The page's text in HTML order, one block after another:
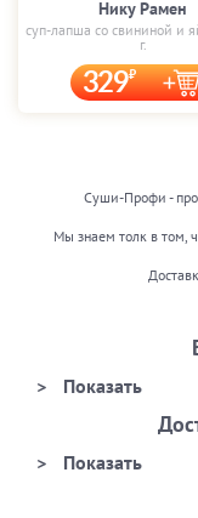
Нику Рамен
суп-лапша со свининой и
г.
329
Суши-Профи -
Мы знаем толк в том,